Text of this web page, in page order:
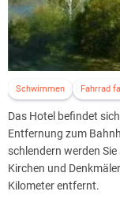
Schwimmen Fahrrad
Das Hotel befindet
Entfernung zum
schlendern werden
Kirchen und
Kilometer entfernt.